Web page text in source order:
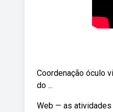
Coordenação óculo
do ...
Web — as atividades